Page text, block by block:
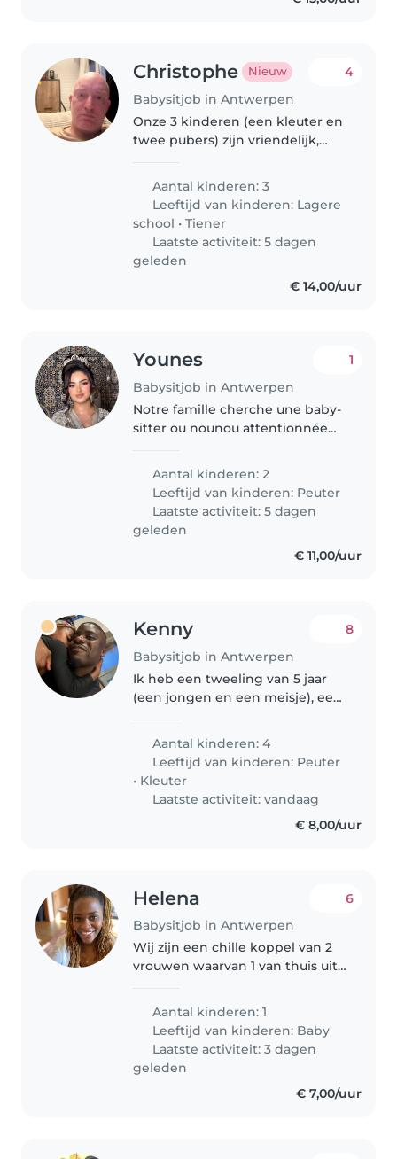
Christophe Nieuw
Babysitjob in Antwerpen
4
Onze 3 kinderen (een kleuter en
twee pubers) zijn vriendelijk,
We zoeken een fijne babysitter
die van gezelligheid en
verantwoordelijkheid houdt!
Graag..
Aantal kinderen: 3
Leeftijd van kinderen: Lagere
school •Tiener
Laatste activiteit: 5 dagen
geleden
€ 14,00/uur
Younes
Babysitjob in Antwerpen
1
Notre famille cherche une baby-
sitter ou nounou attentionnée
âge, pleins de vie et de curiosité.
Disponible pour s'occuper d'eux
à domicile, avec des tâches..
Aantal kinderen: 2
Leeftijd van kinderen: Peuter
Laatste activiteit: 5 dagen
geleden
€ 11,00/uur
Kenny
Babysitjob in Antwerpen
8
Ik heb een tweeling van 5 jaar
(een jongen en een meisje), een
noemen we gekscherend "de
triplets", omdat ze zo dicht op..
Aantal kinderen: 4
Leeftijd van kinderen: Peuter
• Kleuter
Laatste activiteit: vandaag
€ 8,00/uur
Helena
Babysitjob in Antwerpen
6
Wij zijn een chille koppel van 2
vrouwen waarvan 1 van thuis uit
verplaatsing. Wij zoeken een
lieve en geduldige babysitter
voor onze baby van 2 maanden.
Jij..
Aantal kinderen: 1
Leeftijd van kinderen: Baby
Laatste activiteit: 3 dagen
geleden
€ 7,00/uur